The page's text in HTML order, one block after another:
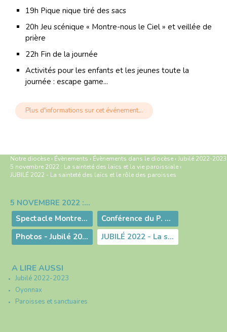
19h Pique nique tiré des sacs
20h Jeu scénique « Montre-nous le Ciel » et veillée de
prière
22h Fin de la journée
Activités pour les enfants et les jeunes toute la
journée : escape game...
Plus d'informations sur cet événement…
Notre diocèse › Évènements › Évènements dans le diocèse ›Jubilé 2022-2023
5 novembre 2022 : La sainteté des laïcs et la vie paroissiale ›
JUBILÉ 2022 - La sainteté des laïcs et le rôle des paroisses
Navigation
5 NOVEMBRE 2022 : LA SAINTETÉ DES LAÏCS ET LA VIE PAROISSIALE
Spectacle Montre nous le Ciel - Jubilé 2022 Oyonnax
Conférence du P. Francis Manoukian
Photos - Jubilé 2022 - Oyonnax
JUBILÉ 2022 - La sainteté des laïcs et le rôle des paroisses
A LIRE AUSSI
Jubilé 2022-2023
Oyonnax
Paroisses et sanctuaires